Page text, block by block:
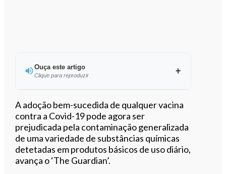
Ouça este artigo
Clique para reproduzir
Ouvir este artigo
A adoção bem-sucedida de qualquer vacina
contra a Covid-19 pode agora ser
prejudicada pela contaminação generalizada
de uma variedade de substâncias químicas
detetadas ​​em produtos básicos de uso diário,
avança o ‘The Guardian’.